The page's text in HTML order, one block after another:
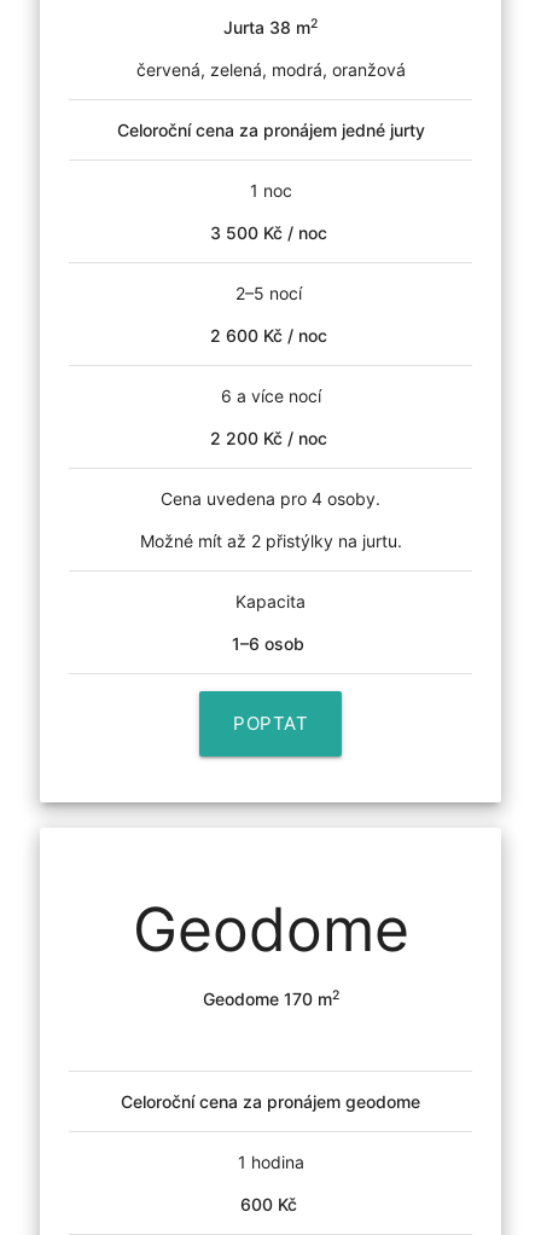
Jurta 38 m2
červená, zelená, modrá, oranžová
Celoroční cena za pronájem jedné jurty
1 noc
3 500 Kč / noc
2–5 nocí
2 600 Kč / noc
6 a více nocí
2 200 Kč / noc
Cena uvedena pro 4 osoby.
Možné mít až 2 přistýlky na jurtu.
Kapacita
1–6 osob
POPTAT
Geodome
Geodome 170 m2
Celoroční cena za pronájem geodome
1 hodina
600 Kč